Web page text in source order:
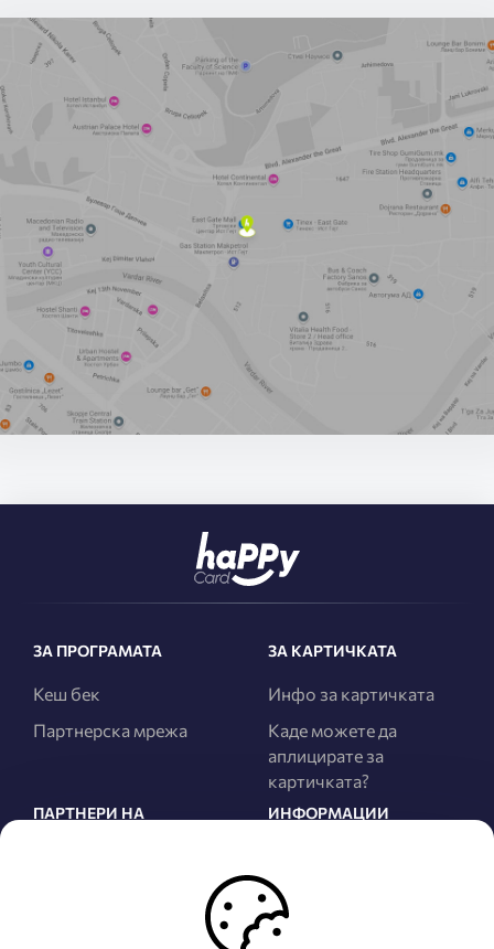
ЗА ПРОГРАМАТА
Кеш бек
Партнерска мрежа
ЗА КАРТИЧКАТА
Инфо за картичката
Каде можете да
аплицирате за
картичката?
ПАРТНЕРИ НА
ИНФОРМАЦИИ
Правила и услови
Политика за